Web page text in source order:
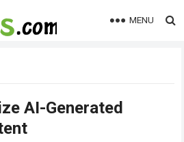
MENU
AI-Generated